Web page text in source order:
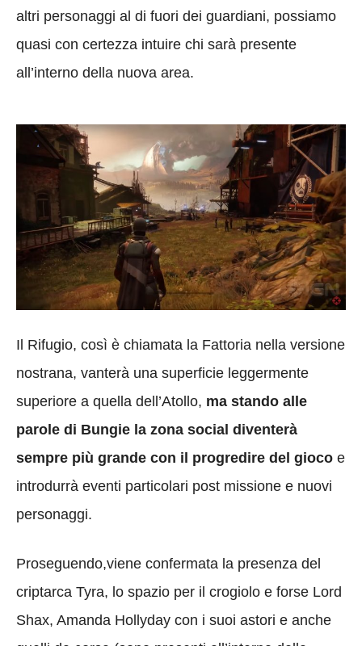
altri personaggi al di fuori dei guardiani, possiamo
quasi con certezza intuire chi sarà presente
all’interno della nuova area.
Il Rifugio, così è chiamata la Fattoria nella versione
nostrana, vanterà una superficie leggermente
superiore a quella dell’Atollo, ma stando alle
parole di Bungie la zona social diventerà
sempre più grande con il progredire del gioco e
introdurrà eventi particolari post missione e nuovi
personaggi.
Proseguendo,viene confermata la presenza del
criptarca Tyra, lo spazio per il crogiolo e forse Lord
Shax, Amanda Hollyday con i suoi astori e anche